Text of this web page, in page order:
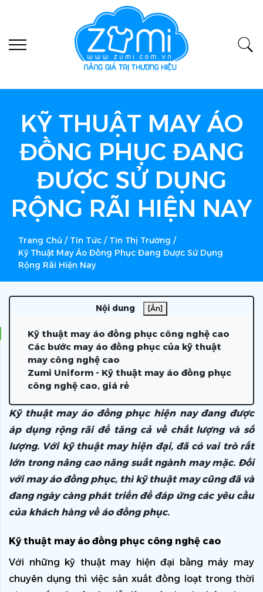
KỸ THUẬT MAY ÁO
ĐỒNG PHỤC ĐANG
ĐƯỢC SỬ DỤNG
RỘNG RÃI HIỆN NAY
Trang Chủ / Tin Tức / Tin Thị Trường /
Kỹ Thuật May Áo Đồng Phục Đang Được Sử Dụng
Rộng Rãi Hiện Nay
Nội dung [Ẩn]
Kỹ thuật may áo đồng phục công nghệ cao
Các bước may áo đồng phục của kỹ thuật
may công nghệ cao
Zumi Uniform - Kỹ thuật may áo đồng phục
công nghệ cao, giá rẻ
Kỹ thuật may áo đồng phục hiện nay đang được
áp dụng rộng rãi để tăng cả về chất lượng và số
lượng. Với kỹ thuật may hiện đại, đã có vai trò rất
lớn trong nâng cao năng suất ngành may mặc. Đối
với may áo đồng phục, thì kỹ thuật may cũng đã và
đang ngày càng phát triển để đáp ứng các yêu cầu
của khách hàng về áo đồng phục.
Kỹ thuật may áo đồng phục công nghệ cao
Với những kỹ thuật may hiện đại bằng máy may
chuyên dụng thì việc sản xuất đồng loạt trong thời